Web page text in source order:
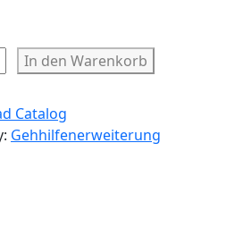
In den Warenkorb
Catalog
Gehhilfenerweiterung